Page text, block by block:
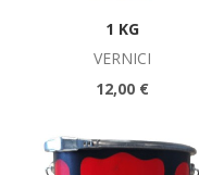
1 KG
VERNICI
12,00 €